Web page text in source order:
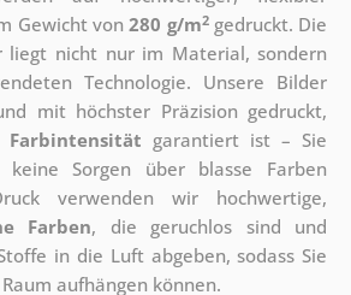
Gewicht von280 g/m2gedruckt. Die
liegt nicht nur im Material, sondern
Technologie. Unsere Bilder
mit höchster Präzision gedruckt,
Farbintensität garantiert ist – Sie
keine Sorgen über blasse Farben
verwenden wir hochwertige,
Farben, die geruchlos sind und
in die Luft abgeben, sodass Sie
aufhängen können.